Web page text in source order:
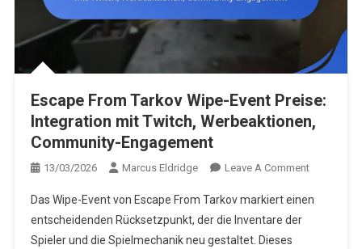
Escape From Tarkov Wipe-Event Preise:
Integration mit Twitch, Werbeaktionen,
Community-Engagement
13/03/2026 Marcus Eldridge Leave A CommentOn
From
Das Wipe-Event von Escape From Tarkov markiert einen
entscheidenden Rücksetzpunkt, der die Inventare der
Spieler und die Spielmechanik neu gestaltet. Dieses